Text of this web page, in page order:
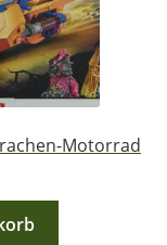
Motorrad